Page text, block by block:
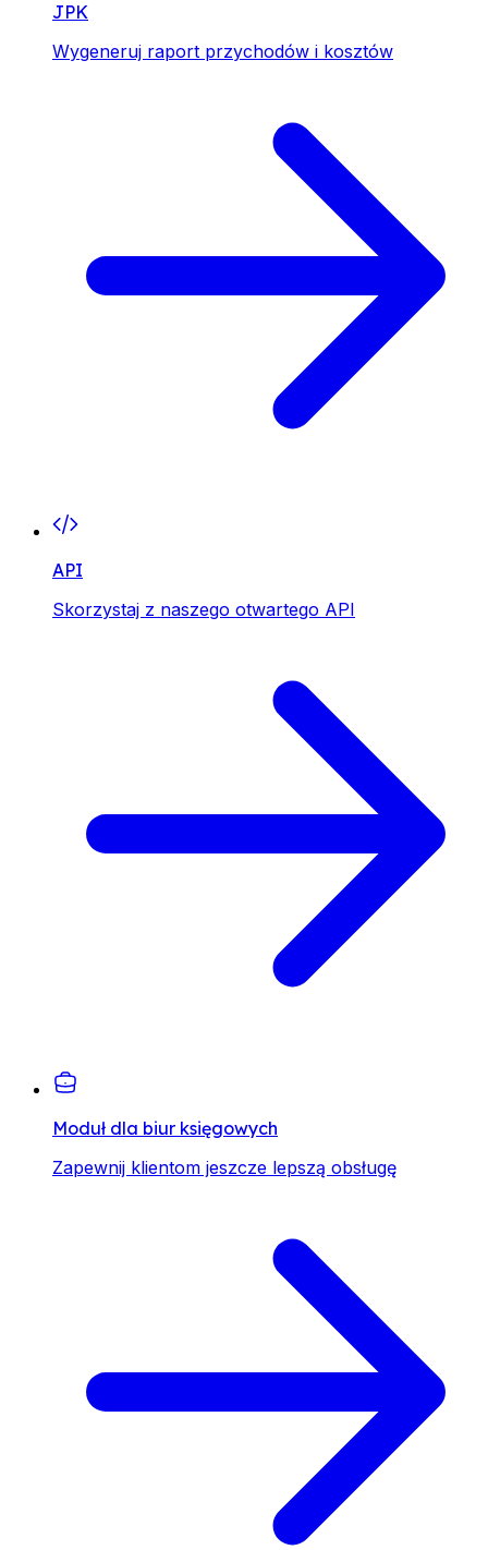
JPK
Wygeneruj raport przychodów i kosztów
API
Skorzystaj z naszego otwartego API
Moduł dla biur księgowych
Zapewnij klientom jeszcze lepszą obsługę